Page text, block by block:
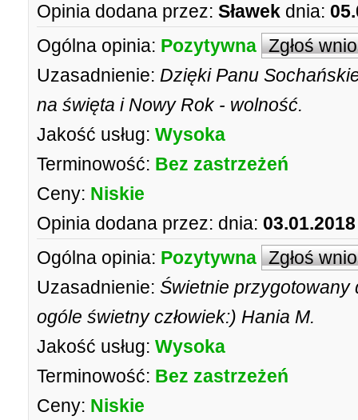
Opinia dodana przez: Sławek dnia:
Ogólna opinia: Pozytywna Zgłoś
Uzasadnienie: Dzięki Panu
na święta i Nowy Rok - wolność.
Jakość usług: Wysoka
Terminowość: Bez zastrzeżeń
Ceny: Niskie
Opinia dodana przez: dnia:
Ogólna opinia: Pozytywna Zgłoś
Uzasadnienie: Świetnie przygotowany
ogóle świetny człowiek:) Hania M.
Jakość usług: Wysoka
Terminowość: Bez zastrzeżeń
Ceny: Niskie